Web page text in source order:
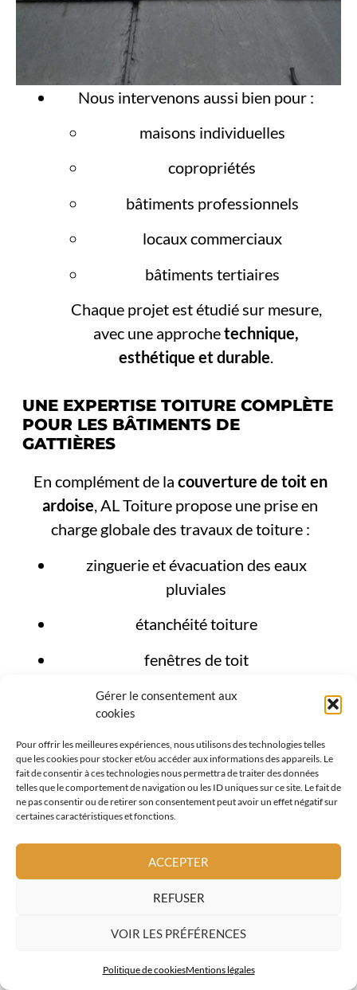
Gérer le consentement aux
cookies
Pour offrir les meilleures expériences, nous utilisons des technologies telles
que les cookies pour stocker et/ou accéder aux informations des appareils. Le
fait de consentir à ces technologies nous permettra de traiter des données
telles que le comportement de navigation ou les ID uniques sur ce site. Le fait de
ne pas consentir ou de retirer son consentement peut avoir un effet négatif sur
certaines caractéristiques et fonctions.
ACCEPTER
REFUSER
VOIR LES PRÉFÉRENCES
Politique de cookiesMentions légales
Nous intervenons aussi bien pour :
maisons individuelles
copropriétés
bâtiments professionnels
locaux commerciaux
bâtiments tertiaires
Chaque projet est étudié sur mesure,
avec une approchetechnique,
esthétique et durable.
UNE EXPERTISE TOITURE COMPLÈTE
POUR LES BÂTIMENTS DE
GATTIÈRES
En complément de la couverture de toit en
ardoise, AL Toiture propose une prise en
charge globale des travaux de toiture :
zinguerie et évacuation des eaux
pluviales
étanchéité toiture
fenêtres de toit
couverture métallique
façades et bardages bois
Cette approche globale est particulièrement
adaptée à Gattières, où la toiture doit être
pensée comme unélément central de
face aux conditions naturelles.
DEMANDE DE DEVIS